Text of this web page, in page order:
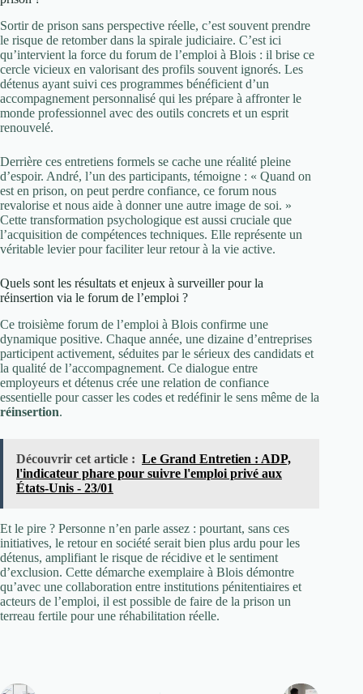
Sortir de prison sans perspective réelle, c’est souvent prendre
le risque de retomber dans la spirale judiciaire. C’est ici
qu’intervient la force du forum de l’emploi à Blois : il brise ce
cercle vicieux en valorisant des profils souvent ignorés. Les
détenus ayant suivi ces programmes bénéficient d’un
accompagnement personnalisé qui les prépare à affronter le
monde professionnel avec des outils concrets et un esprit
renouvelé.
Derrière ces entretiens formels se cache une réalité pleine
d’espoir. André, l’un des participants, témoigne : « Quand on
est en prison, on peut perdre confiance, ce forum nous
revalorise et nous aide à donner une autre image de soi. »
Cette transformation psychologique est aussi cruciale que
l’acquisition de compétences techniques. Elle représente un
véritable levier pour faciliter leur retour à la vie active.
Quels sont les résultats et enjeux à surveiller pour la
réinsertion via le forum de l’emploi ?
Ce troisième forum de l’emploi à Blois confirme une
dynamique positive. Chaque année, une dizaine d’entreprises
participent activement, séduites par le sérieux des candidats et
la qualité de l’accompagnement. Ce dialogue entre
employeurs et détenus crée une relation de confiance
essentielle pour casser les codes et redéfinir le sens même de la
réinsertion.
Découvrir cet article : Le Grand Entretien : ADP,
l'indicateur phare pour suivre l'emploi privé aux
États-Unis - 23/01
Et le pire ? Personne n’en parle assez : pourtant, sans ces
initiatives, le retour en société serait bien plus ardu pour les
détenus, amplifiant le risque de récidive et le sentiment
d’exclusion. Cette démarche exemplaire à Blois démontre
qu’avec une collaboration entre institutions pénitentiaires et
acteurs de l’emploi, il est possible de faire de la prison un
terreau fertile pour une réhabilitation réelle.